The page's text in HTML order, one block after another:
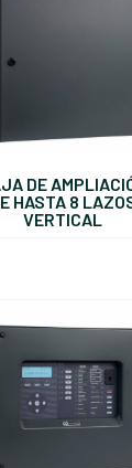
DE
HASTA 8
VERTICAL